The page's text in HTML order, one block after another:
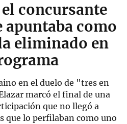
concursante
apuntaba como
eliminado en
en el duelo de "tres en
marcó el final de una
que no llegó a
que lo perfilaban como uno